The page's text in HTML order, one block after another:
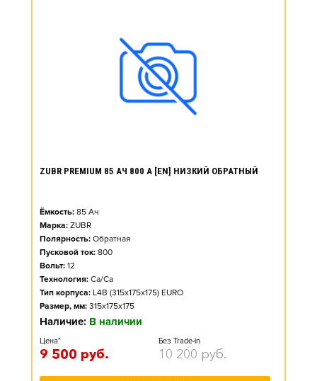
ZUBR PREMIUM 85 АЧ 800 А [EN] НИЗКИЙ ОБРАТНЫЙ
Ёмкость: 85 Ач
Марка: ZUBR
Полярность: Обратная
Пусковой ток: 800
Вольт: 12
Технология: Ca/Ca
Тип корпуса: L4B (315x175x175) EURO
Размер, мм: 315x175x175
Наличие: В наличии
Цена*
9 500 руб.
Без Trade-in
10 200 руб.